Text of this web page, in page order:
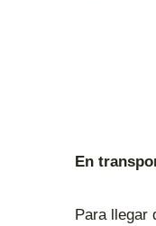
En
Para llegar